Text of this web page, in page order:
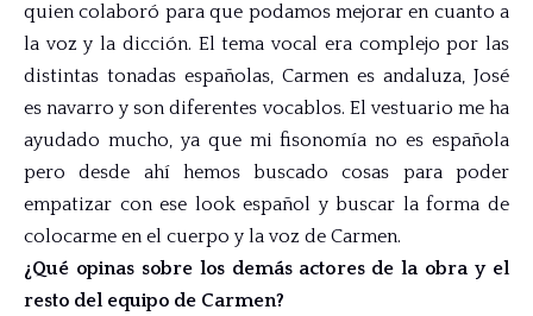
quien colaboró para que podamos mejorar en cuanto a
la voz y la dicción. El tema vocal era complejo por las
distintas tonadas españolas, Carmen es andaluza, José
es navarro y son diferentes vocablos. El vestuario me ha
ayudado mucho, ya que mi fisonomía no es española
pero desde ahí hemos buscado cosas para poder
empatizar con ese look español y buscar la forma de
colocarme en el cuerpo y la voz de Carmen.
¿Qué opinas sobre los demás actores de la obra y el
resto del equipo de Carmen?